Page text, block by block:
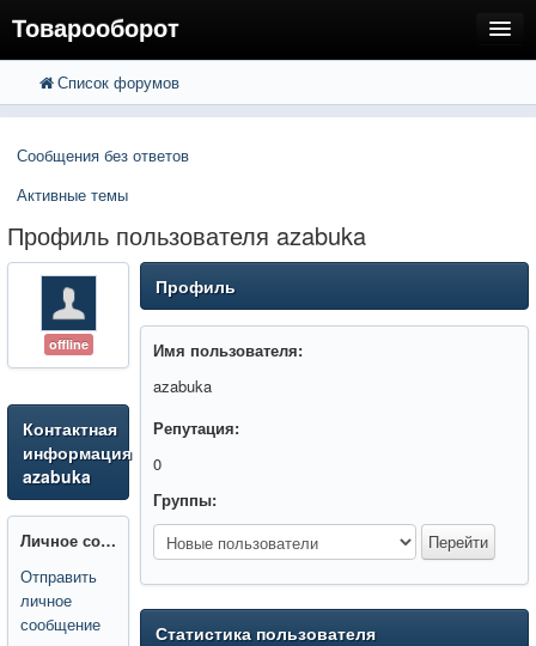
Товарооборот
FAQ
Вход
Расширенный поиск
Список форумов
Сообщения без ответов
Активные темы
Профиль пользователя azabuka
offline
Контактная
информация
azabuka
Личное сообщение:
Отправить
личное
сообщение
Профиль
Имя пользователя:
azabuka
Репутация:
0
Группы:
Статистика пользователя